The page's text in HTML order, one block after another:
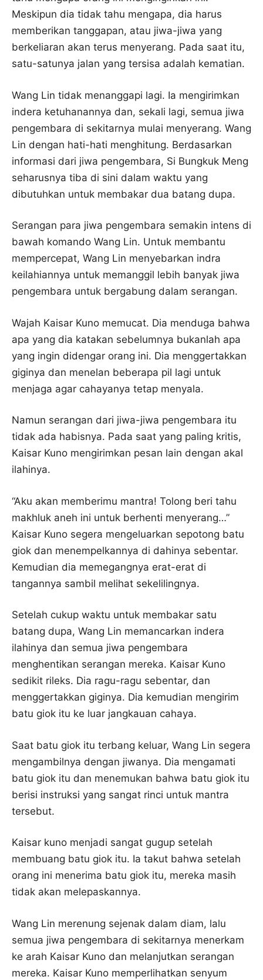
Meskipun dia tidak tahu mengapa, dia harus
memberikan tanggapan, atau jiwa-jiwa yang
berkeliaran akan terus menyerang. Pada saat itu,
satu-satunya jalan yang tersisa adalah kematian.
Wang Lin tidak menanggapi lagi. Ia mengirimkan
indera ketuhanannya dan, sekali lagi, semua jiwa
pengembara di sekitarnya mulai menyerang. Wang
Lin dengan hati-hati menghitung. Berdasarkan
informasi dari jiwa pengembara, Si Bungkuk Meng
seharusnya tiba di sini dalam waktu yang
dibutuhkan untuk membakar dua batang dupa.
Serangan para jiwa pengembara semakin intens di
bawah komando Wang Lin. Untuk membantu
mempercepat, Wang Lin menyebarkan indra
keilahiannya untuk memanggil lebih banyak jiwa
pengembara untuk bergabung dalam serangan.
Wajah Kaisar Kuno memucat. Dia menduga bahwa
apa yang dia katakan sebelumnya bukanlah apa
yang ingin didengar orang ini. Dia menggertakkan
giginya dan menelan beberapa pil lagi untuk
menjaga agar cahayanya tetap menyala.
Namun serangan dari jiwa-jiwa pengembara itu
tidak ada habisnya. Pada saat yang paling kritis,
Kaisar Kuno mengirimkan pesan lain dengan akal
ilahinya.
“Aku akan memberimu mantra! Tolong beri tahu
makhluk aneh ini untuk berhenti menyerang…”
Kaisar Kuno segera mengeluarkan sepotong batu
giok dan menempelkannya di dahinya sebentar.
Kemudian dia memegangnya erat-erat di
tangannya sambil melihat sekelilingnya.
Setelah cukup waktu untuk membakar satu
batang dupa, Wang Lin memancarkan indera
ilahinya dan semua jiwa pengembara
menghentikan serangan mereka. Kaisar Kuno
sedikit rileks. Dia ragu-ragu sebentar, dan
menggertakkan giginya. Dia kemudian mengirim
batu giok itu ke luar jangkauan cahaya.
Saat batu giok itu terbang keluar, Wang Lin segera
mengambilnya dengan jiwanya. Dia mengamati
batu giok itu dan menemukan bahwa batu giok itu
berisi instruksi yang sangat rinci untuk mantra
tersebut.
Kaisar kuno menjadi sangat gugup setelah
membuang batu giok itu. Ia takut bahwa setelah
orang ini menerima batu giok itu, mereka masih
tidak akan melepaskannya.
Wang Lin merenung sejenak dalam diam, lalu
semua jiwa pengembara di sekitarnya menerkam
ke arah Kaisar Kuno dan melanjutkan serangan
mereka. Kaisar Kuno memperlihatkan senyum